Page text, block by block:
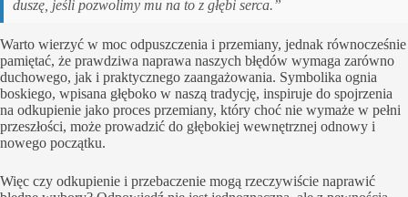
duszę, jeśli pozwolimy mu na to z głębi serca.”
Warto wierzyć w moc odpuszczenia i przemiany, jednak równocześnie
pamiętać, że prawdziwa naprawa naszych błędów wymaga zarówno
duchowego, jak i praktycznego zaangażowania. Symbolika ognia
boskiego, wpisana głęboko w naszą tradycję, inspiruje do spojrzenia
na odkupienie jako proces przemiany, który choć nie wymaże w pełni
przeszłości, może prowadzić do głębokiej wewnętrznej odnowy i
nowego początku.
Więc czy odkupienie i przebaczenie mogą rzeczywiście naprawić